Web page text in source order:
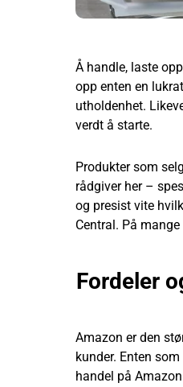
Å handle, laste
opp enten en
utholdenhet.
verdt å starte.
Produkter som
rådgiver her –
og presist vite
Central. På
Fordeler
Amazon er den
kunder. Enten
handel på